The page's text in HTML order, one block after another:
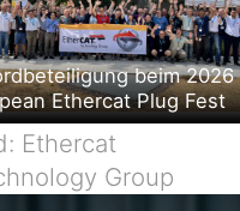
beim 2026
Ethercat Plug Fest
Ethercat
Group